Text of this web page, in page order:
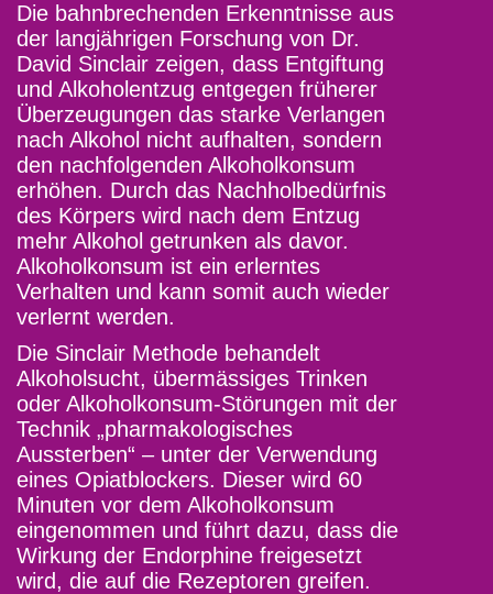
Die bahnbrechenden Erkenntnisse aus
der langjährigen Forschung von Dr.
David Sinclair zeigen, dass Entgiftung
und Alkoholentzug entgegen früherer
Überzeugungen das starke Verlangen
nach Alkohol nicht aufhalten, sondern
den nachfolgenden Alkoholkonsum
erhöhen. Durch das Nachholbedürfnis
des Körpers wird nach dem Entzug
mehr Alkohol getrunken als davor.
Alkoholkonsum ist ein erlerntes
Verhalten und kann somit auch wieder
verlernt werden.
Die Sinclair Methode behandelt
Alkoholsucht, übermässiges Trinken
oder Alkoholkonsum-Störungen mit der
Technik „pharmakologisches
Aussterben“ – unter der Verwendung
eines Opiatblockers. Dieser wird 60
Minuten vor dem Alkoholkonsum
eingenommen und führt dazu, dass die
Wirkung der Endorphine freigesetzt
wird, die auf die Rezeptoren greifen.